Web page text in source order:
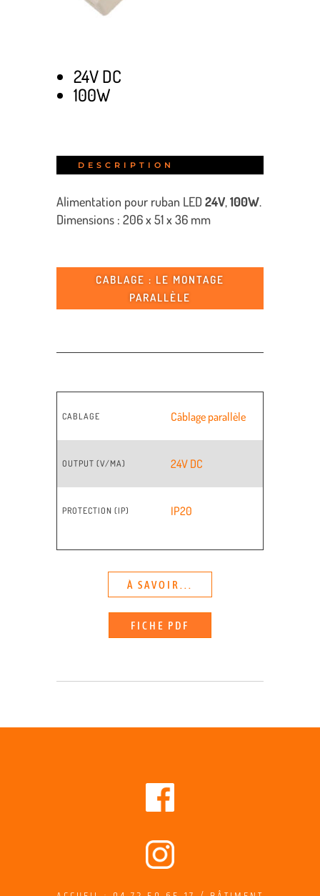
24V DC
100W
DESCRIPTION
Alimentation pour ruban LED 24V,100W.
Dimensions : 206 x 51 x 36 mm
CABLAGE : LE MONTAGE
PARALLÈLE
CABLAGE Câblage parallèle
OUTPUT (V/MA) 24V DC
PROTECTION (IP) IP20
À SAVOIR...
FICHE PDF